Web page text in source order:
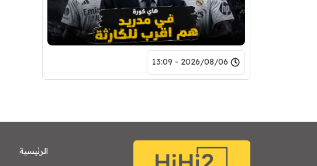
2026/08/06 - 13:09
الرئيسية